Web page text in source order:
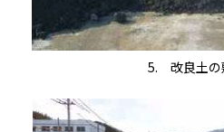
5. 改良土の